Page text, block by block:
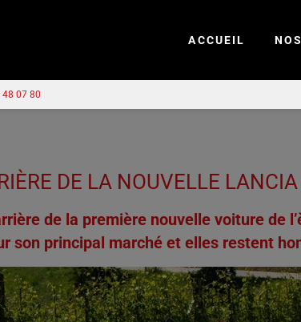
ACCUEIL
48 07 80
DE LA NOUVELLE
de la première nouvelle voiture de
son principal marché et elles restent